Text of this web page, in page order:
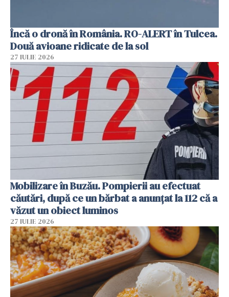
Încă o dronă în România. RO-ALERT în Tulcea.
Două avioane ridicate de la sol
27 IULIE 2026
Mobilizare în Buzău. Pompierii au efectuat
căutări, după ce un bărbat a anunțat la 112 că a
văzut un obiect luminos
27 IULIE 2026